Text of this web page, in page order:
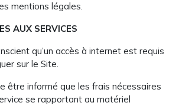
mentions légales.
AUX SERVICES
qu’un accès à internet est requis
sur le Site.
être informé que les frais nécessaires
se rapportant au matériel